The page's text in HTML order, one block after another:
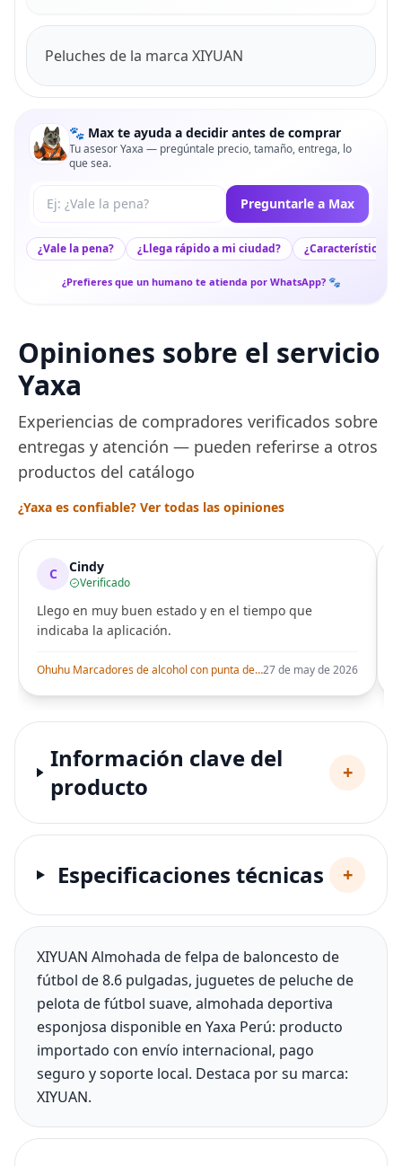
Peluches de la marca XIYUAN
🐾 Max te ayuda a decidir antes de comprar
Tu asesor Yaxa — pregúntale precio, tamaño, entrega, lo
que sea.
Tu pregunta a Max Preguntarle a Max
¿Vale la pena? ¿Llega rápido a mi ciudad? ¿Características
¿Prefieres que un humano te atienda por WhatsApp? 🐾
Opiniones sobre el servicio
Yaxa
Experiencias de compradores verificados sobre
entregas y atención — pueden referirse a otros
productos del catálogo
¿Yaxa es confiable? Ver todas las opiniones
C Cindy
Verificado
Llego en muy buen estado y en el tiempo que
indicaba la aplicación.
Ohuhu Marcadores de alcohol con punta de pincel – Juego de marcadores artísticos de doble punta con certificación AP para artistas adultos27 de may de 2026
Información clave del
producto
+
Especificaciones técnicas +
XIYUAN Almohada de felpa de baloncesto de
fútbol de 8.6 pulgadas, juguetes de peluche de
pelota de fútbol suave, almohada deportiva
esponjosa disponible en Yaxa Perú: producto
importado con envío internacional, pago
seguro y soporte local. Destaca por su marca:
XIYUAN.